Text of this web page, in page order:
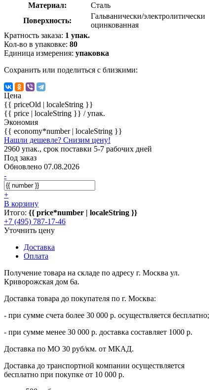
Материал:
Сталь
Поверхность:
Гальванически/электролитически
оцинкованная
Кратность заказа: 1 упак.
Кол-во в упаковке: 80
Единица измерения: упаковка
Сохранить или поделиться с близкими:
Цена
{{ priceOld | localeString }}
{{ price | localeString }} / упак.
Экономия
{{ economy*number | localeString }}
Нашли дешевле? Снизим цену!
2960 упак., срок поставки 5-7 рабочих дней
Под заказ
Обновлено 07.08.2026
-
+
В корзину
Итого: {{ price*number | localeString }}
+7 (495) 787-17-46
Уточнить цену
Доставка
Оплата
Получение товара на складе по адресу г. Москва ул.
Криворожская дом 6а.
Доставка товара до покупателя по г. Москва:
- при сумме счета более 30 000 р. осуществляется бесплатно;
- при сумме менее 30 000 р. доставка составляет 1000 р.
Доставка по МО 30 руб/км. от МКАД.
Доставка до транспортной компании осуществляется
бесплатно при покупке от 10 000 р.